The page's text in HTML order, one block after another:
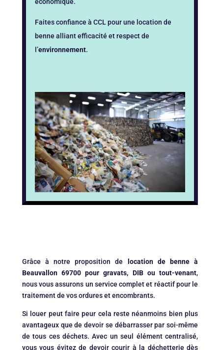
Faites confiance à CCL pour une location de
benne alliant efficacité et respect de
l’environnement.
Grâce à notre proposition de
location de benne à
Beauvallon 69700 pour gravats, DIB ou tout-venant,
nous vous assurons un service complet et réactif pour le
traitement de vos ordures et encombrants.
Si louer peut faire peur cela reste néanmoins bien plus
avantageux que de devoir se débarrasser par soi-même
de tous ces déchets. Avec un seul élément centralisé,
vous vous évitez de devoir courir à la déchetterie dès